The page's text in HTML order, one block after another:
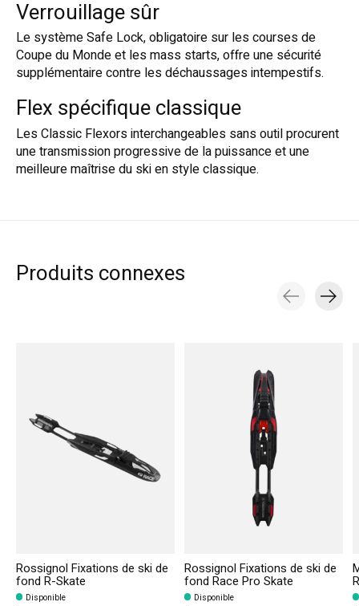
Verrouillage sûr
Le système Safe Lock, obligatoire sur les courses de
Coupe du Monde et les mass starts, offre une sécurité
supplémentaire contre les déchaussages intempestifs.
Flex spécifique classique
Les Classic Flexors interchangeables sans outil procurent
une transmission progressive de la puissance et une
meilleure maîtrise du ski en style classique.
Produits connexes
Rossignol Fixations de ski de
fond R-Skate
Disponible
Rossignol Fixations de ski de
fond Race Pro Skate
Disponible